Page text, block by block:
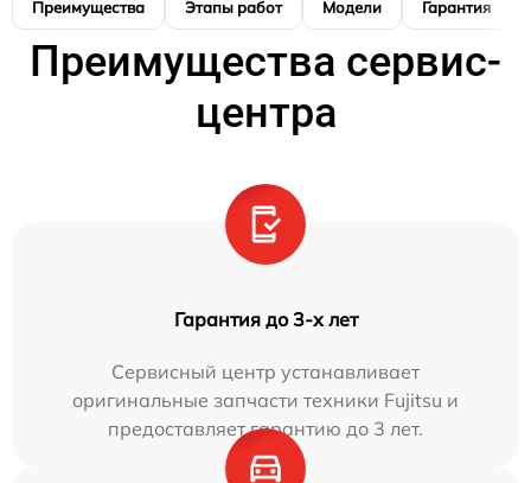
Преимущества Этапы работ Модели Гарантия
Преимущества сервис-
центра
Гарантия до 3-х лет
Сервисный центр устанавливает
оригинальные запчасти техники Fujitsu и
предоставляет гарантию до 3 лет.